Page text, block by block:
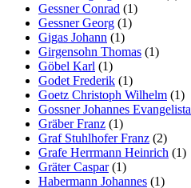
Gessner Conrad (1)
Gessner Georg (1)
Gigas Johann (1)
Girgensohn Thomas (1)
Göbel Karl (1)
Godet Frederik (1)
Goetz Christoph Wilhelm (1)
Gossner Johannes Evangelista
Gräber Franz (1)
Graf Stuhlhofer Franz (2)
Grafe Herrmann Heinrich (1)
Gräter Caspar(1)
Habermann Johannes (1)